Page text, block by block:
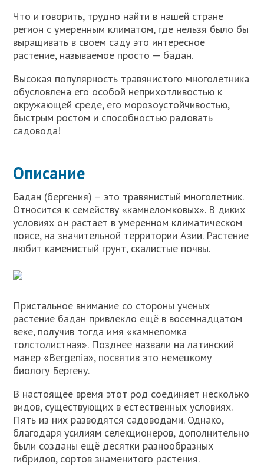
Что и говорить, трудно найти в нашей стране
регион с умеренным климатом, где нельзя было бы
выращивать в своем саду это интересное
растение, называемое просто — бадан.
Высокая популярность травянистого многолетника
обусловлена его особой неприхотливостью к
окружающей среде, его морозоустойчивостью,
быстрым ростом и способностью радовать
садовода!
Описание
Бадан (бергения) – это травянистый многолетник.
Относится к семейству «камнеломковых». В диких
условиях он растает в умеренном климатическом
поясе, на значительной территории Азии. Растение
любит каменистый грунт, скалистые почвы.
Пристальное внимание со стороны ученых
растение бадан привлекло ещё в восемнадцатом
веке, получив тогда имя «камнеломка
толстолистная». Позднее назвали на латинский
манер «Bergenia», посвятив это немецкому
биологу Бергену.
В настоящее время этот род соединяет несколько
видов, существующих в естественных условиях.
Пять из них разводятся садоводами. Однако,
благодаря усилиям селекционеров, дополнительно
были созданы ещё десятки разнообразных
гибридов, сортов знаменитого растения.